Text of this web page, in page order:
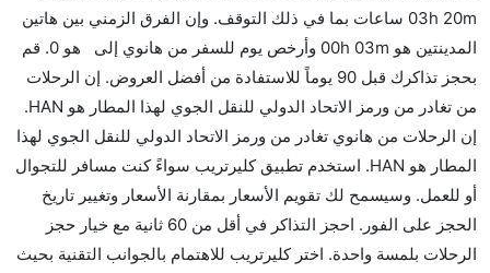
نعم، يمكنك حمل طعامك الخاص، و لكن يجب أن يكون معبئا
بشكل جيد.
هل سيقدم لي الكحول على متن رحلة من إلى هانوي؟
لا تقدم شركة الطيران الكحول على متن رحلة داخلية. يتم
تقديم الكحول على متن الرحلات الدولية فقط.
ما متوسط أسعار رحلة الدرجة الاقتصادية من إلى هانوي؟
تتراوح أسعار رحلة الدرجة الاقتصادية من AED 0 إلى AED
7960. خطوط تايغر الجوية, سيلك للطيران (سنغافورة)
03h 20m ساعات بما في ذلك التوقف. وإن الفرق الزمني بين هاتين
المدينتين هو 00h 03m وأرخص يوم للسفر من هانوي إلى هو 0. قم
بحجز تذاكرك قبل 90 يوماً للاستفادة من أفضل العروض. إن الرحلات
من تغادر من ورمز الاتحاد الدولي للنقل الجوي لهذا المطار هو HAN.
إن الرحلات من هانوي تغادر من ورمز الاتحاد الدولي للنقل الجوي لهذا
المطار هو HAN. استخدم تطبيق كليرتريب سواءً كنت مسافر للتجوال
أو للعمل. وسيسمح لك تقويم الأسعار بمقارنة الأسعار وتغيير تاريخ
الحجز على الفور. احجز التذاكر في أقل من 60 ثانية مع خيار حجز
الرحلات بلمسة واحدة. اختر كليرتريب للاهتمام بالجوانب التقنية بحيث